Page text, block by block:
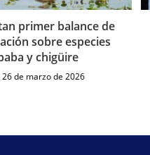
primer balance de
sobre especies
y chigüire
26 de marzo de 2026